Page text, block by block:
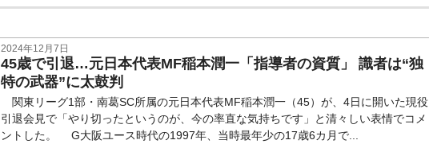
2024年12月7日
45歳で引退…元日本代表MF稲本潤一「指導者の資質」 識者は“独
特の武器”に太鼓判
関東リーグ1部・南葛SC所属の元日本代表MF稲本潤一（45）が、4日に開いた現役
引退会見で「やり切ったというのが、今の率直な気持ちです」と清々しい表情でコメ
ントした。 G大阪ユース時代の1997年、当時最年少の17歳6カ月で...